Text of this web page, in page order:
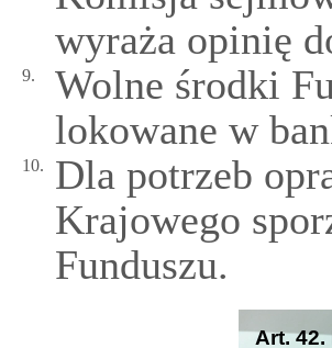
wyraża opinię
9.
Wolne środki
lokowane w
10.
Dla potrzeb
Krajowego
Funduszu.
Art.